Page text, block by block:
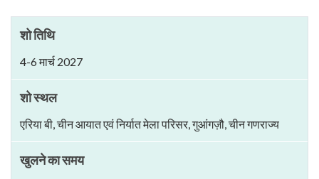
शो तिथि
4-6 मार्च 2027
शो स्थल
एरिया बी, चीन आयात एवं निर्यात मेला परिसर, गुआंगज़ौ, चीन गणराज्य
खुलने का समय